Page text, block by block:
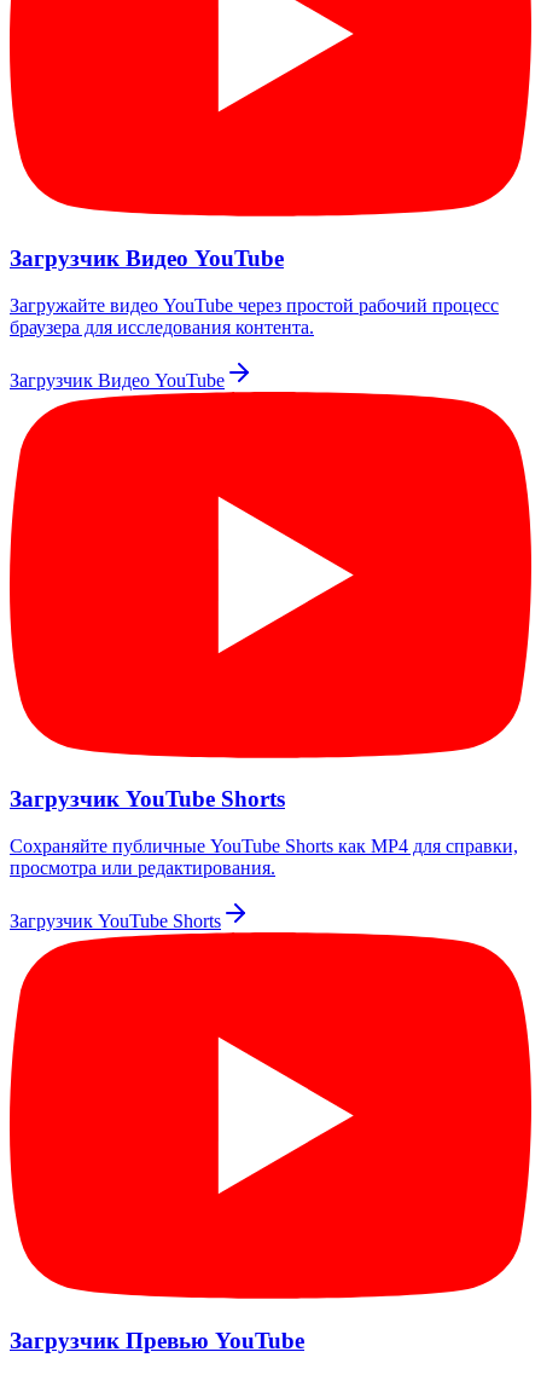
Загрузчик Видео YouTube
Загружайте видео YouTube через простой рабочий процесс
браузера для исследования контента.
Загрузчик Видео YouTube
Загрузчик YouTube Shorts
Сохраняйте публичные YouTube Shorts как MP4 для справки,
просмотра или редактирования.
Загрузчик YouTube Shorts
Загрузчик Превью YouTube